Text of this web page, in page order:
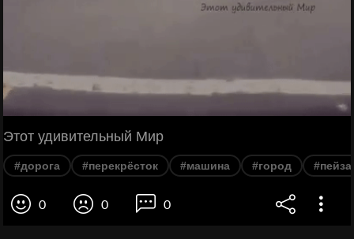
Этот удивительный Мир
#дорога #перекрёсток #машина #город
0 0 0